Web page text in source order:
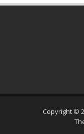
Copyright ©